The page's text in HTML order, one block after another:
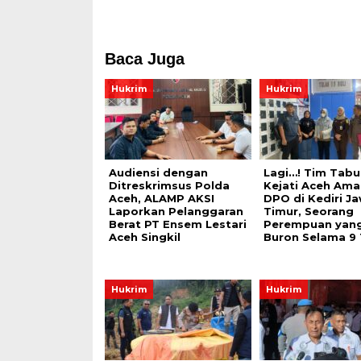
Baca Juga
Hukrim
Audiensi dengan
Ditreskrimsus Polda
Aceh, ALAMP AKSI
Laporkan Pelanggaran
Berat PT Ensem Lestari
Aceh Singkil
Hukrim
Lagi…! Tim
Kejati Aceh
DPO di Kediri
Timur, Seorang
Perempuan
Buron Selama 9
Hukrim Hukrim